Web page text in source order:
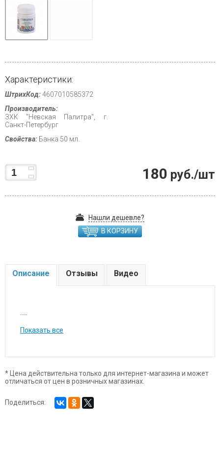
Характеристики:
ШтрихКод:4607010585372
Производитель:
ЗХК "Невская Палитра", г.
Санкт-Петербург
Свойства: Банка 50 мл.
180 руб./шт
Нашли дешевле?
В КОРЗИНУ
Описание Отзывы Видео
Показать все
* Цена действительна только для интернет-магазина и может
отличаться от цен в розничных магазинах.
Поделиться: